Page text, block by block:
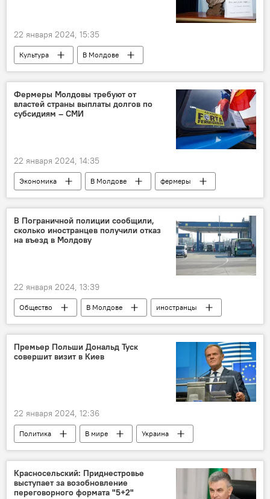
22 января 2024, 15:35
Культура
В Молдове
Александр Пушкин
РЦНК
Фермеры Молдовы требуют от
властей страны выплаты долгов по
субсидиям – СМИ
22 января 2024, 14:35
Экономика В Молдове
фермеры
субсидии
протест
В Пограничной полиции сообщили,
сколько иностранцев получили отказ
на въезд в Молдову
22 января 2024, 13:39
Общество В Молдове
иностранцы
въезд
Премьер Польши Дональд Туск
совершит визит в Киев
22 января 2024, 12:36
Политика В мире
Украина
Польша
Дональд Туск
Красносельский: Приднестровье
выступает за возобновление
переговорного формата "5+2"